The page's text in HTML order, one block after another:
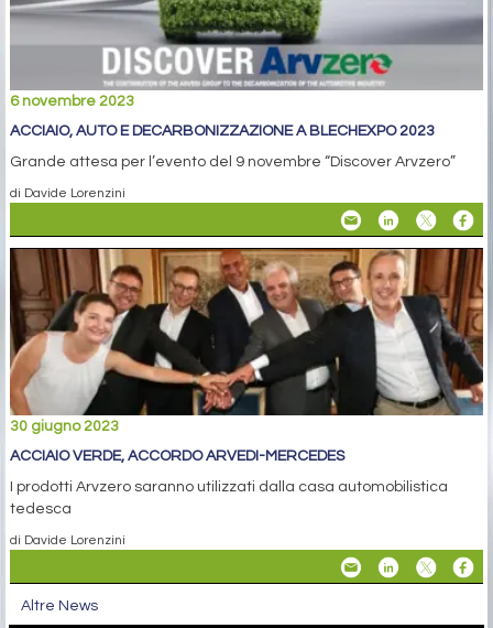
6 novembre 2023
ACCIAIO, AUTO E DECARBONIZZAZIONE A BLECHEXPO 2023
Grande attesa per l’evento del 9 novembre “Discover Arvzero”
di Davide Lorenzini
30 giugno 2023
ACCIAIO VERDE, ACCORDO ARVEDI-MERCEDES
I prodotti Arvzero saranno utilizzati dalla casa automobilistica
tedesca
di Davide Lorenzini
Altre News